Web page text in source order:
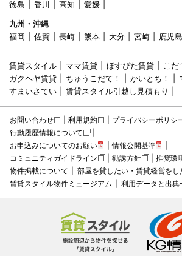
徳島
香川 高知
愛媛
九州・沖縄
福岡
佐賀 長崎 熊本 大分 宮崎 鹿児島
賃貸スタイル ママ賃貸 ほすぴた賃貸
こだ
ガクヘヤ賃貸
ちゅうこだて！ かいとち！
すまいさてい
賃貸スタイル引越し見積もり
お問い合わせ 利用規約
プライバシーポリシ
行動履歴情報について
お申込みについてのお願い
情報公開基準
コミュニティガイドライン
勧誘方針
推奨環
物件掲載について
部屋を貸したい・賃貸経営をし
賃貸スタイル物件ミュージアム
利用データと出典